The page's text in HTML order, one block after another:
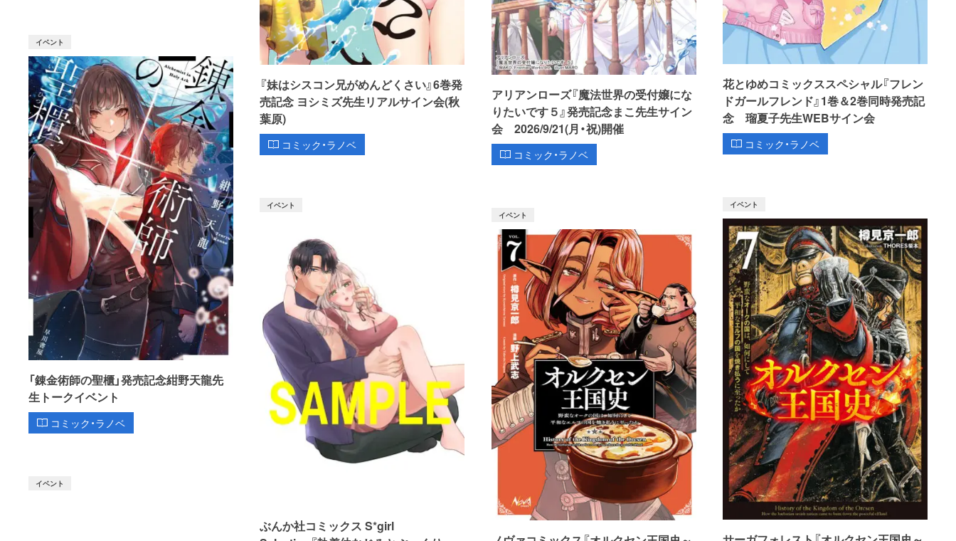
『妹はシスコン兄がめんどくさい』6巻発
売記念 ヨシミズ先生リアルサイン会(秋
葉原)
コミック・ラノベ
アリアンローズ『魔法世界の受付嬢にな
りたいです５』発売記念まこ先生サイン
会 2026/9/21(月・祝)開催
コミック・ラノベ
花とゆめコミックススペシャル『フレン
ドガールフレンド』1巻＆2巻同時発売記
念 瑠夏子先生WEBサイン会
コミック・ラノベ
イベント
「錬金術師の聖櫃」発売記念紺野天龍先
生トークイベント
コミック・ラノベ
イベント
ぶんか社コミックス S*girl
イベント
イベント
イベント